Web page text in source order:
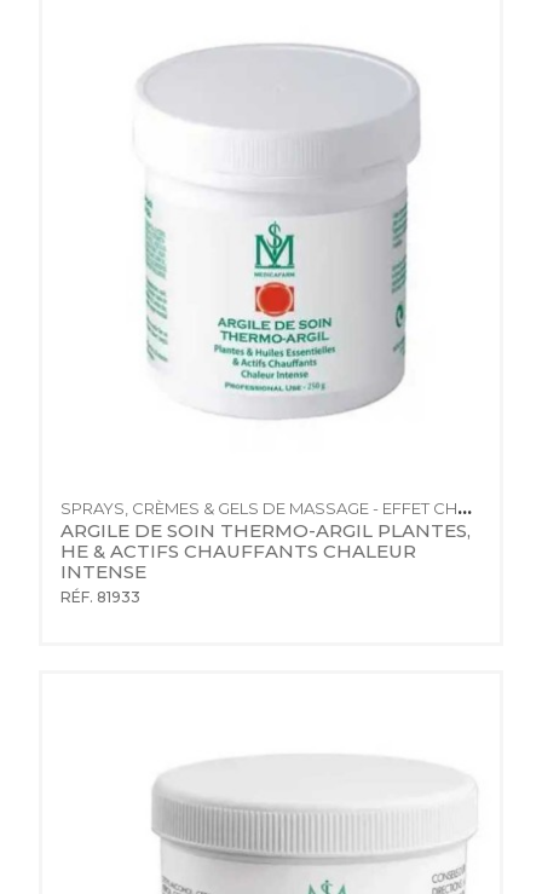
SPRAYS, CRÈMES & GELS DE MASSAGE - EFFET CHAUD
ARGILE DE SOIN THERMO-ARGIL PLANTES,
HE & ACTIFS CHAUFFANTS CHALEUR
INTENSE
RÉF. 81933